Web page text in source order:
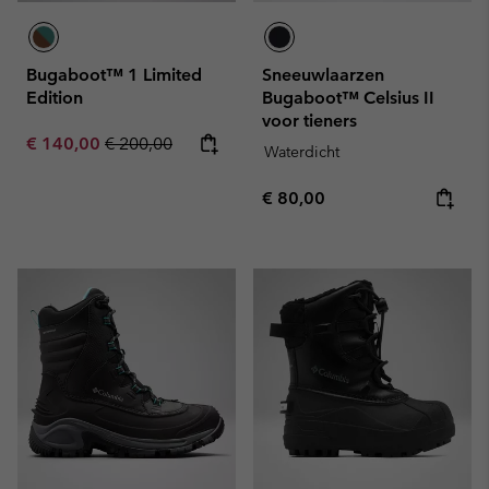
Bugaboot™ 1 Limited
Edition
Sale price:
€ 140,00 Regular price:
€ 200,00
Sneeuwlaarzen
Bugaboot™ Celsius II
voor tieners
Waterdicht
Regular price:
€ 80,00